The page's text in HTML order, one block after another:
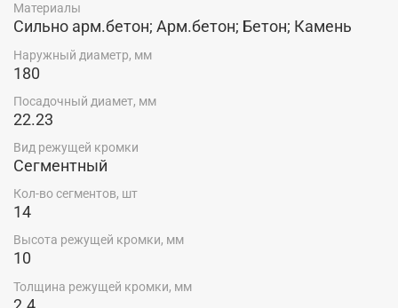
Материалы
Сильно арм.бетон; Арм.бетон; Бетон; Камень
Наружный диаметр, мм
180
Посадочный диамет, мм
22.23
Вид режущей кромки
Сегментный
Кол-во сегментов, шт
14
Высота режущей кромки, мм
10
Толщина режущей кромки, мм